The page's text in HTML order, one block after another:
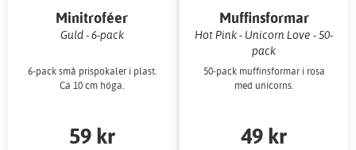
Minitroféer
Guld - 6-pack
6-pack små prispokaler i plast.
Ca 10 cm höga.
59 kr
Muffinsformar
Hot Pink - Unicorn Love - 50-
pack
50-pack muffinsformar i rosa
med unicorns.
49 kr